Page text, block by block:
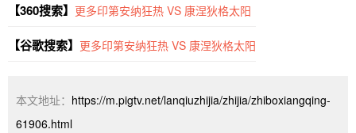
【360搜索】 更多印第安纳狂热 VS 康涅狄格太阳
【谷歌搜索】 更多印第安纳狂热 VS 康涅狄格太阳
本文地址： https://m.pigtv.net/lanqiuzhijia/zhijia/zhiboxiangqing-
61906.html